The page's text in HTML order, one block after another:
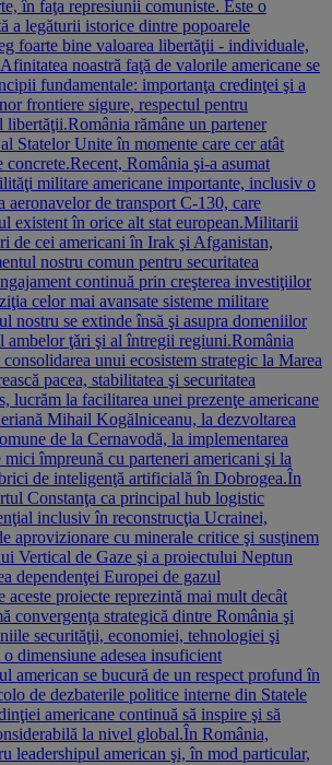
în faţa represiunii comuniste. Este o
a legăturii istorice dintre popoarele
foarte bine valoarea libertăţii - individuale,
noastră faţă de valorile americane se
fundamentale: importanţa credinţei şi a
frontiere sigure, respectul pentru
libertăţii.România rămâne un partener
Statelor Unite în momente care cer atât
concrete.Recent, România şi-a asumat
militare americane importante, inclusiv o
aeronavelor de transport C-130, care
existent în orice alt stat european.Militarii
de cei americani în Irak şi Afganistan,
nostru comun pentru securitatea
continuă prin creşterea investiţiilor
celor mai avansate sisteme militare
nostru se extinde însă şi asupra domeniilor
ţări şi al întregii regiuni.România
unui ecosistem strategic la Marea
pacea, stabilitatea şi securitatea
lucrăm la facilitarea unei prezenţe americane
Mihail Kogălniceanu, la dezvoltarea
de la Cernavodă, la implementarea
împreună cu parteneri americani şi la
de inteligenţă artificială în Dobrogea.În
Constanţa ca principal hub logistic
inclusiv în reconstrucţia Ucrainei,
aprovizionare cu minerale critice şi susţinem
Vertical de Gaze şi a proiectului Neptun
dependenţei Europei de gazul
aceste proiecte reprezintă mai mult decât
convergenţa strategică dintre România şi
securităţii, economiei, tehnologiei şi
dimensiune adesea insuficient
american se bucură de un respect profund în
de dezbaterile politice interne din Statele
americane continuă să inspire şi să
la nivel global.În România,
leadershipul american şi, în mod particular,